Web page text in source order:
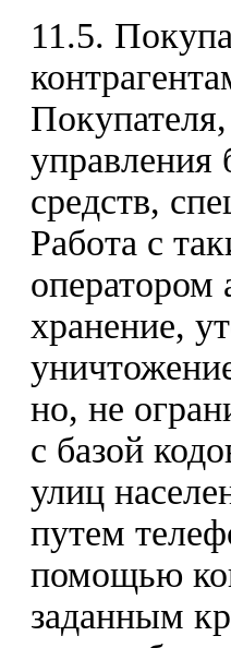
11.5.
средств,
Работа с
оператором
хранение,
но, не
с базой
улиц
путем
помощью
заданным